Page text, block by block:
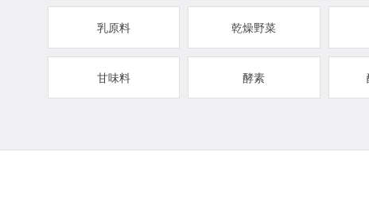
乳原料 乾燥野菜
甘味料 酵素